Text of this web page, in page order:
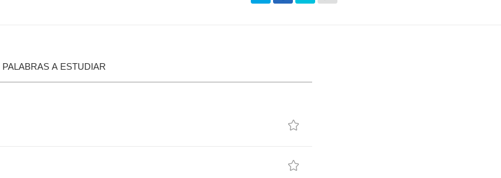
PALABRAS A ESTUDIAR